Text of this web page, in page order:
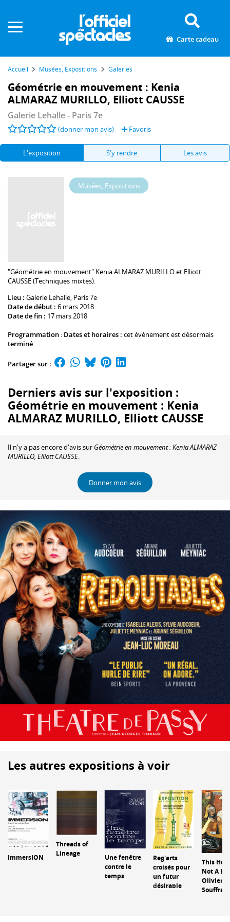
Carte cadeau
Accueil Musées, Expositions Galeries
Géométrie en mouvement : Kenia
ALMARAZ MURILLO, Elliott CAUSSE
Galerie Lehalle- Paris 7e
(donner mon avis) Favoris
L'exposition S'y rendre Les avis
Musées, Expositions
"Géométrie en mouvement" Kenia ALMARAZ MURILLO et Elliott
CAUSSE (Techniques mixtes).
Lieu : Galerie Lehalle, Paris 7e
Date de début : 6 mars 2018
Date de fin : 17 mars 2018
Programmation : Dates et horaires : cet évènement est désormais
terminé
Partager sur :
Derniers avis sur l'exposition :
Géométrie en mouvement : Kenia
ALMARAZ MURILLO, Elliott CAUSSE
Il n'y a pas encore d'avis sur Géométrie en mouvement : Kenia ALMARAZ
MURILLO, Elliott CAUSSE.
Donner mon avis
Les autres expositions à voir
ImmersION
Threads of
Lineage
Une fenêtre
contre le
temps
Reg'arts
croisés pour
un futur
désirable
This
Not A
Olivier
Souffrant